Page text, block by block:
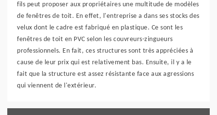
fils peut proposer aux propriétaires une multitude de modèles
de fenêtres de toit. En effet, l'entreprise a dans ses stocks des
velux dont le cadre est fabriqué en plastique. Ce sont les
fenêtres de toit en PVC selon les couvreurs-zingueurs
professionnels. En fait, ces structures sont très appréciées à
cause de leur prix qui est relativement bas. Ensuite, il y a le
fait que la structure est assez résistante face aux agressions
qui viennent de l'extérieur.